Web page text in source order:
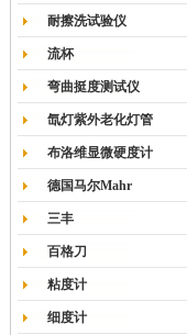
耐擦洗试验仪
流杯
弯曲挺度测试仪
氙灯紫外老化灯管
布洛维显微硬度计
德国马尔Mahr
三丰
百格刀
粘度计
细度计